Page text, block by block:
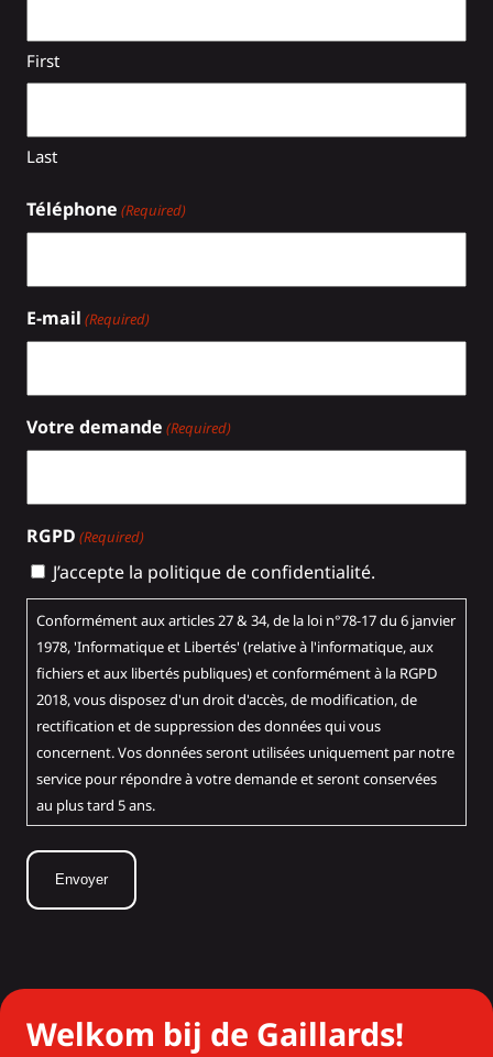
First
Last
Téléphone (Required)
E-mail (Required)
Votre demande (Required)
RGPD (Required)
J’accepte la politique de confidentialité.
Conformément aux articles 27 & 34, de la loi n°78-17 du 6 janvier
1978, 'Informatique et Libertés' (relative à l'informatique, aux
fichiers et aux libertés publiques) et conformément à la RGPD
2018, vous disposez d'un droit d'accès, de modification, de
rectification et de suppression des données qui vous
concernent. Vos données seront utilisées uniquement par notre
service pour répondre à votre demande et seront conservées
au plus tard 5 ans.
Welkom bij de Gaillards!